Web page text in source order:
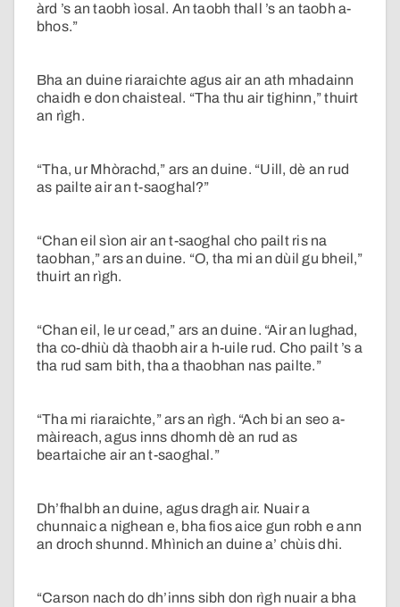
àrd ’s an taobh ìosal. An taobh thall ’s an taobh a-
bhos.”
Bha an duine riaraichte agus air an ath mhadainn
chaidh e don chaisteal. “Tha thu air tighinn,” thuirt
an rìgh.
“Tha, ur Mhòrachd,” ars an duine. “Uill, dè an rud
as pailte air an t-saoghal?”
“Chan eil sìon air an t-saoghal cho pailt ris na
taobhan,” ars an duine. “O, tha mi an dùil gu bheil,”
thuirt an rìgh.
“Chan eil, le ur cead,” ars an duine. “Air an lughad,
tha co-dhiù dà thaobh air a h-uile rud. Cho pailt ’s a
tha rud sam bith, tha a thaobhan nas pailte.”
“Tha mi riaraichte,” ars an rìgh. “Ach bi an seo a-
màireach, agus inns dhomh dè an rud as
beartaiche air an t-saoghal.”
Dh’fhalbh an duine, agus dragh air. Nuair a
chunnaic a nighean e, bha fios aice gun robh e ann
an droch shunnd. Mhìnich an duine a’ chùis dhi.
“Carson nach do dh’inns sibh don rìgh nuair a bha